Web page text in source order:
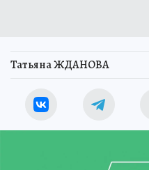
Татьяна ЖДАНОВА